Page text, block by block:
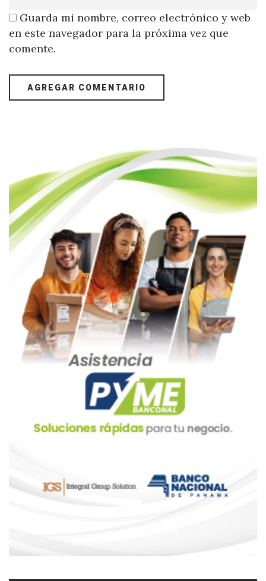
Guarda mi nombre, correo electrónico y web
en este navegador para la próxima vez que
comente.